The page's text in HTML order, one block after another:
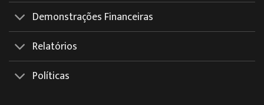
Demonstrações Financeiras
Relatórios
Políticas